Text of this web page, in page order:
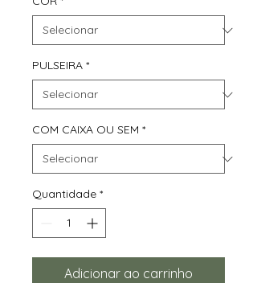
PULSEIRA *
COM CAIXA OU SEM *
Quantidade *
Adicionar ao carrinho